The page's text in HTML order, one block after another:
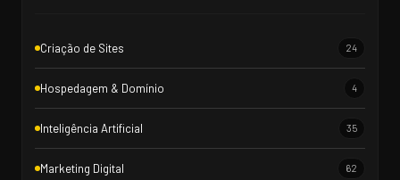
Criação de Sites 24
Hospedagem & Domínio 4
Inteligência Artificial 35
Marketing Digital 62